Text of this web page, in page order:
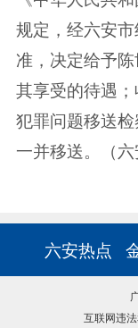
规定，经六安
准，决定给予
其享受的待遇
犯罪问题移送
一并移送。（六
六安热点
互联网违